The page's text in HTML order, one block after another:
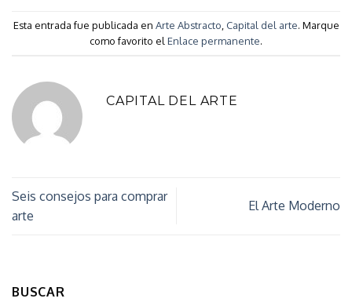
Esta entrada fue publicada en Arte Abstracto Capital del arte. Marque
como favorito el Enlace permanente.
CAPITAL DEL ARTE
Seis consejos para comprar
arte
El Arte Moderno
BUSCAR